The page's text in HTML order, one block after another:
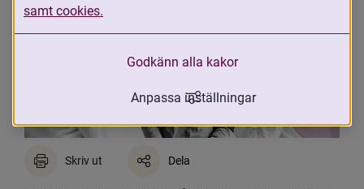
Skriv ut Dela
samt cookies.
Godkänn alla kakor
Anpassa inställningar